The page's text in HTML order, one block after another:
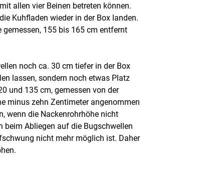
allen vier Beinen betreten können.
Kuhfladen wieder in der Box landen.
155 bis 165 cm entfernt
noch ca. 30 cm tiefer in der Box
lassen, sondern noch etwas Platz
und 135 cm, gemessen von der
minus zehn Zentimeter angenommen
wenn die Nackenrohrhöhe nicht
beim Abliegen auf die Bugschwellen
nicht mehr möglich ist. Daher